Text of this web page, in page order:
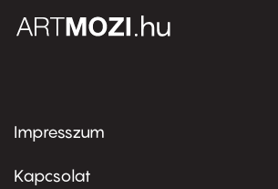
Footer
first
Impresszum
Kapcsolat